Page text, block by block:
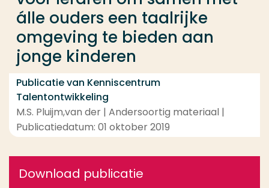
álle ouders een taalrijke
omgeving te bieden aan
jonge kinderen
Publicatie van Kenniscentrum
Talentontwikkeling
M.S. Pluijm,van der | Andersoortig materiaal |
Publicatiedatum: 01 oktober 2019
Download publicatie